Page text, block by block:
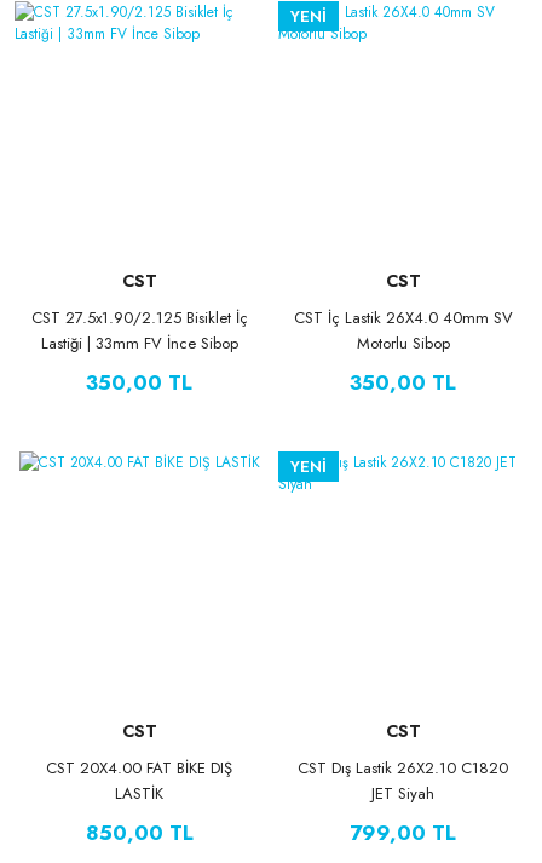
CST
CST 27.5x1.90/2.125 Bisiklet İç
Lastiği | 33mm FV İnce Sibop
350,00 TL
YENİ
CST
CST İç Lastik 26X4.0 40mm SV
Motorlu Sibop
350,00 TL
CST
CST 20X4.00 FAT BİKE DIŞ
LASTİK
850,00 TL
YENİ
CST
CST Dış Lastik 26X2.10 C1820
JET Siyah
799,00 TL